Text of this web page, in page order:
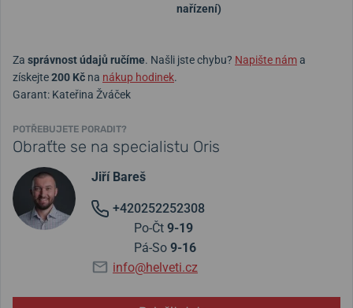
nařízení)
Za správnost údajů ručíme. Našli jste chybu? Napište náma
získejte200 Kč na nákup hodinek.
Garant: Kateřina Žváček
POTŘEBUJETE PORADIT?
Obraťte se na specialistu Oris
Jiří Bareš
+420252252308
Po-Čt 9-19
Pá-So 9-16
info@helveti.cz